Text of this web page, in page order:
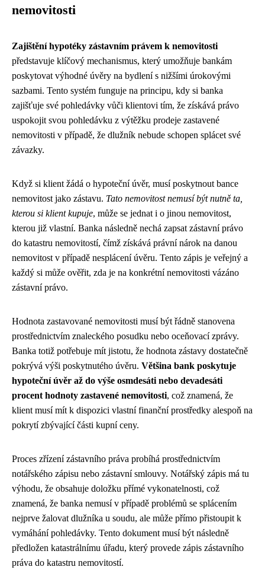
nemovitosti
Zajištění hypotéky zástavním právem k nemovitosti
představuje klíčový mechanismus, který umožňuje bankám
poskytovat výhodné úvěry na bydlení s nižšími úrokovými
sazbami. Tento systém funguje na principu, kdy si banka
zajišťuje své pohledávky vůči klientovi tím, že získává právo
uspokojit svou pohledávku z výtěžku prodeje zastavené
nemovitosti v případě, že dlužník nebude schopen splácet své
závazky.
Když si klient žádá o hypoteční úvěr, musí poskytnout bance
nemovitost jako zástavu. Tato nemovitost nemusí být nutně ta,
kterou si klient kupuje, může se jednat i o jinou nemovitost,
kterou již vlastní. Banka následně nechá zapsat zástavní právo
do katastru nemovitostí, čímž získává právní nárok na danou
nemovitost v případě nesplácení úvěru. Tento zápis je veřejný a
každý si může ověřit, zda je na konkrétní nemovitosti vázáno
zástavní právo.
Hodnota zastavované nemovitosti musí být řádně stanovena
prostřednictvím znaleckého posudku nebo oceňovací zprávy.
Banka totiž potřebuje mít jistotu, že hodnota zástavy dostatečně
pokrývá výši poskytnutého úvěru. Většina bank poskytuje
hypoteční úvěr až do výše osmdesáti nebo devadesáti
procent hodnoty zastavené nemovitosti, což znamená, že
klient musí mít k dispozici vlastní finanční prostředky alespoň na
pokrytí zbývající části kupní ceny.
Proces zřízení zástavního práva probíhá prostřednictvím
notářského zápisu nebo zástavní smlouvy. Notářský zápis má tu
výhodu, že obsahuje doložku přímé vykonatelnosti, což
znamená, že banka nemusí v případě problémů se splácením
nejprve žalovat dlužníka u soudu, ale může přímo přistoupit k
vymáhání pohledávky. Tento dokument musí být následně
předložen katastrálnímu úřadu, který provede zápis zástavního
práva do katastru nemovitostí.